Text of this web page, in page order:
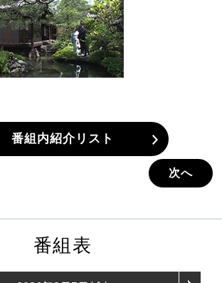
番組内紹介リスト
次へ
番組表